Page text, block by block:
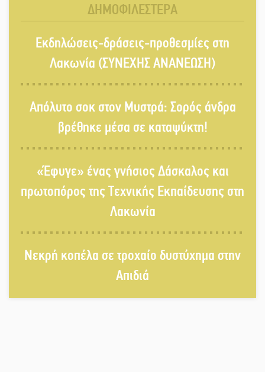
ύδρευση στη Μάνη
«Νεαπολίτικα καρετομωράκια» στη
Νεάπολη
Σταύρος Αργειτάκος
Τα «Άνθη της Πέτρας» τίμησαν τον
Γ. Γιαξόγλου
Τίμησε τον Π. Καρρά ο ΑΟ Κροκεών
ΔΗΜΟΦΙΛΕΣΤΕΡΑ
Εκδηλώσεις-δράσεις-προθεσμίες στη
Λακωνία (ΣΥΝΕΧΗΣ ΑΝΑΝΕΩΣΗ)
Απόλυτο σοκ στον Μυστρά: Σορός άνδρα
βρέθηκε μέσα σε καταψύκτη!
«Έφυγε» ένας γνήσιος Δάσκαλος και
πρωτοπόρος της Τεχνικής Εκπαίδευσης στη
Λακωνία
Νεκρή κοπέλα σε τροχαίο δυστύχημα στην
Απιδιά